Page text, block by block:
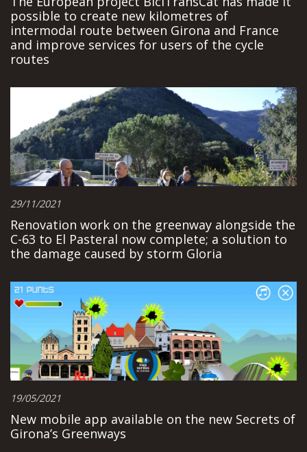
possible to create new kilometres of
intermodal route between Girona and France
and improve services for users of the cycle
routes
29/11/2021
Renovation work on the greenway alongside the
C-63 to El Pasteral now complete; a solution to
the damage caused by storm Gloria
19/05/2021
New mobile app available on the new Secrets of
Girona’s Greenways